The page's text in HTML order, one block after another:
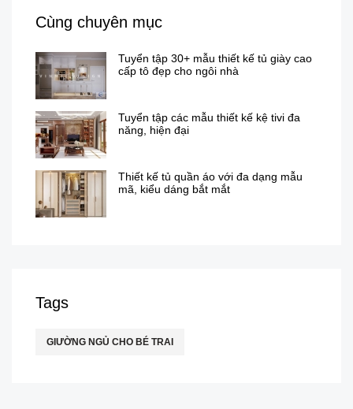
Cùng chuyên mục
Tuyển tập 30+ mẫu thiết kế tủ giày cao
cấp tô đẹp cho ngôi nhà
Tuyển tập các mẫu thiết kế kệ tivi đa
năng, hiện đại
Thiết kế tủ quần áo với đa dạng mẫu
mã, kiểu dáng bắt mắt
Tags
GIƯỜNG NGỦ CHO BÉ TRAI